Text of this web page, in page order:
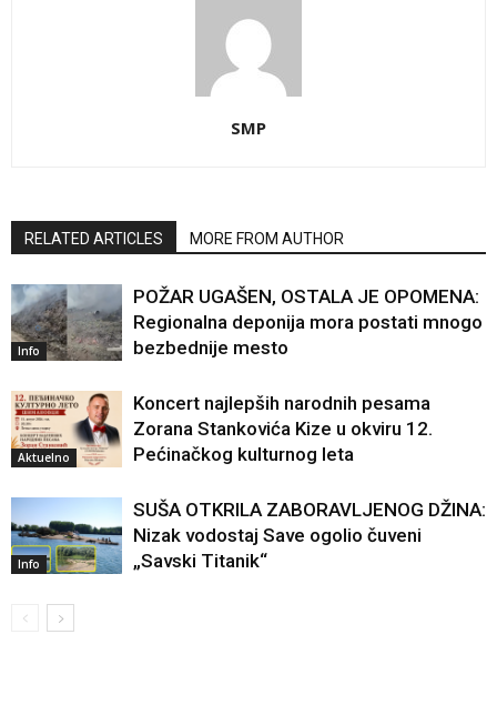
SMP
RELATED ARTICLES MORE FROM AUTHOR
Info
POŽAR UGAŠEN, OSTALA JE OPOMENA:
Regionalna deponija mora postati mnogo
bezbednije mesto
Aktuelno
Koncert najlepših narodnih pesama
Zorana Stankovića Kize u okviru 12.
Pećinačkog kulturnog leta
Info
SUŠA OTKRILA ZABORAVLJENOG DŽINA:
Nizak vodostaj Save ogolio čuveni
„Savski Titanik“